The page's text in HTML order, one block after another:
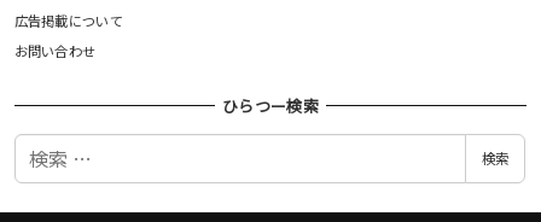
広告掲載について
お問い合わせ
ひらつー検索
検
検索